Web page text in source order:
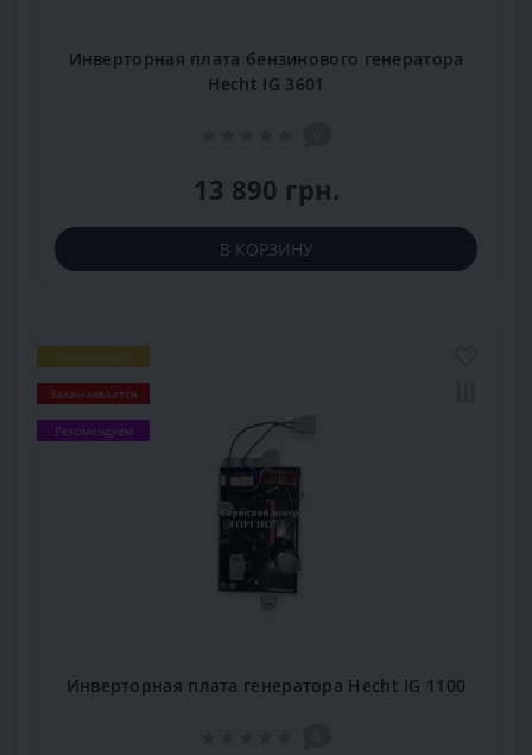
Инверторная плата бензинового генератора
Hecht IG 3601
13 890 грн.
В КОРЗИНУ
Популярный
Заканчивается
Рекомендуем
Инверторная плата генератора Hecht IG 1100